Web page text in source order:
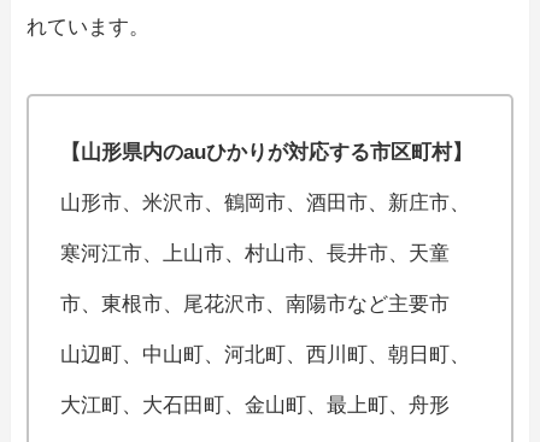
れています。
【山形県内のauひかりが対応する市区町村】
山形市、米沢市、鶴岡市、酒田市、新庄市、
寒河江市、上山市、村山市、長井市、天童
市、東根市、尾花沢市、南陽市など主要市
山辺町、中山町、河北町、西川町、朝日町、
大江町、大石田町、金山町、最上町、舟形